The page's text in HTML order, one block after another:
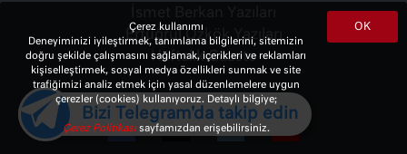
Ertuğrul Özkök Yazıları
Haftalık Gazete
OK
Çerez kullanımı
Deneyiminizi iyileştirmek, tanımlama bilgilerini, sitemizin
doğru şekilde çalışmasını sağlamak, içerikleri ve reklamları
kişiselleştirmek, sosyal medya özellikleri sunmak ve site
trafiğimizi analiz etmek için yasal düzenlemelere uygun
çerezler (cookies) kullanıyoruz. Detaylı bilgiye;
Çerez Politikasısayfamızdan erişebilirsiniz.
Bizi Telegram'da takip edin